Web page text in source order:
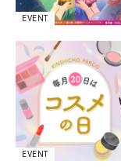
EVENT
EVENT